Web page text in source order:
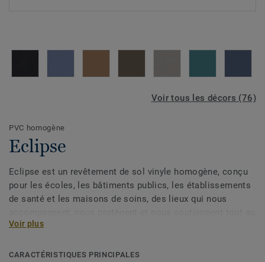
Voir tous les décors (76)
PVC homogène
Eclipse
Eclipse est un revêtement de sol vinyle homogène, conçu
pour les écoles, les bâtiments publics, les établissements
de santé et les maisons de soins, des lieux qui nous
long de la vie.
Eclipse est disponible en 76 coloris, répartis en trois
Voir plus
CARACTÉRISTIQUES PRINCIPALES